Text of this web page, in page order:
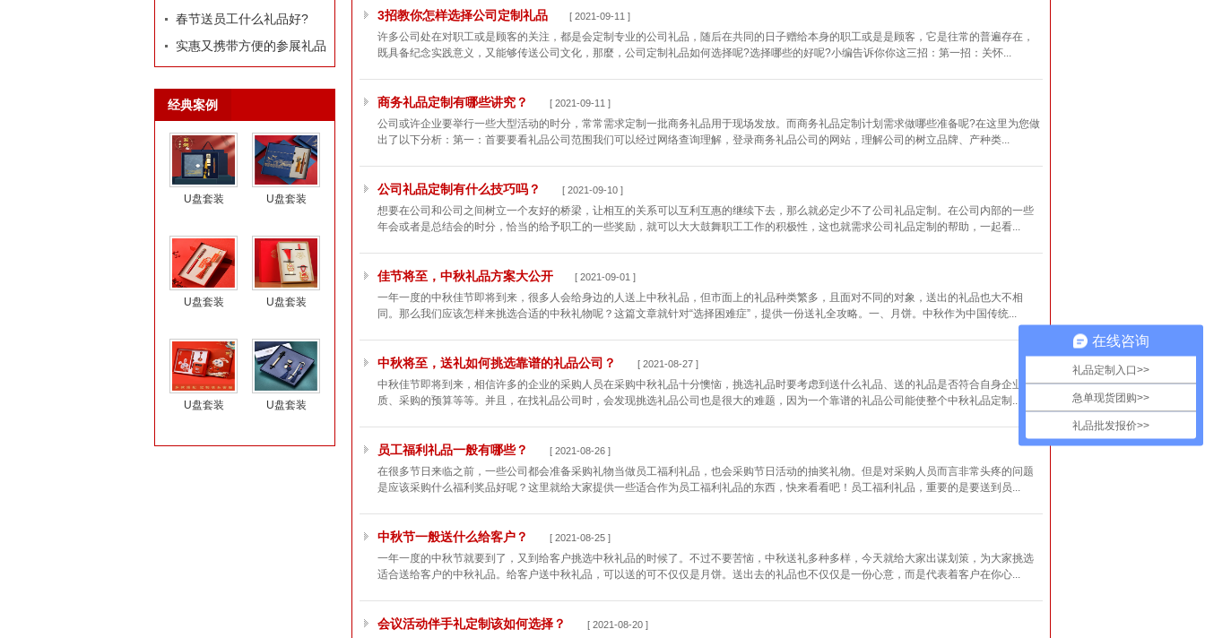
好?
春节送员工什么礼品好?
实惠又携带方便的参展礼品
经典案例
U盘套装 U盘套装
U盘套装 U盘套装
U盘套装 U盘套装
3招教你怎样选择公司定制礼品 [ 2021-09-11 ]
许多公司处在对职工或是顾客的关注，都是会定制专业的公司礼品，随后在共同的日子赠给本身的职工或是是顾客，它是往常的普遍存在，
既具备纪念实践意义，又能够传送公司文化，那麼，公司定制礼品如何选择呢?选择哪些的好呢?小编告诉你你这三招：第一招：关怀...
商务礼品定制有哪些讲究？ [ 2021-09-11 ]
公司或许企业要举行一些大型活动的时分，常常需求定制一批商务礼品用于现场发放。而商务礼品定制计划需求做哪些准备呢?在这里为您做
出了以下分析：第一：首要要看礼品公司范围我们可以经过网络查询理解，登录商务礼品公司的网站，理解公司的树立品牌、产种类...
公司礼品定制有什么技巧吗？ [ 2021-09-10 ]
想要在公司和公司之间树立一个友好的桥梁，让相互的关系可以互利互惠的继续下去，那么就必定少不了公司礼品定制。在公司内部的一些
年会或者是总结会的时分，恰当的给予职工的一些奖励，就可以大大鼓舞职工工作的积极性，这也就需求公司礼品定制的帮助，一起看...
佳节将至，中秋礼品方案大公开 [ 2021-09-01 ]
一年一度的中秋佳节即将到来，很多人会给身边的人送上中秋礼品，但市面上的礼品种类繁多，且面对不同的对象，送出的礼品也大不相
同。那么我们应该怎样来挑选合适的中秋礼物呢？这篇文章就针对“选择困难症”，提供一份送礼全攻略。一、月饼。中秋作为中国传统...
中秋将至，送礼如何挑选靠谱的礼品公司？ [ 2021-08-27 ]
中秋佳节即将到来，相信许多的企业的采购人员在采购中秋礼品十分懊恼，挑选礼品时要考虑到送什么礼品、送的礼品是否符合自身企业特
质、采购的预算等等。并且，在找礼品公司时，会发现挑选礼品公司也是很大的难题，因为一个靠谱的礼品公司能使整个中秋礼品定制...
员工福利礼品一般有哪些？ [ 2021-08-26 ]
在很多节日来临之前，一些公司都会准备采购礼物当做员工福利礼品，也会采购节日活动的抽奖礼物。但是对采购人员而言非常头疼的问题
是应该采购什么福利奖品好呢？这里就给大家提供一些适合作为员工福利礼品的东西，快来看看吧！员工福利礼品，重要的是要送到员...
中秋节一般送什么给客户？ [ 2021-08-25 ]
一年一度的中秋节就要到了，又到给客户挑选中秋礼品的时候了。不过不要苦恼，中秋送礼多种多样，今天就给大家出谋划策，为大家挑选
适合送给客户的中秋礼品。给客户送中秋礼品，可以送的可不仅仅是月饼。送出去的礼品也不仅仅是一份心意，而是代表着客户在你心...
会议活动伴手礼定制该如何选择？ [ 2021-08-20 ]
在线咨询
礼品定制入口>>
急单现货团购>>
礼品批发报价>>